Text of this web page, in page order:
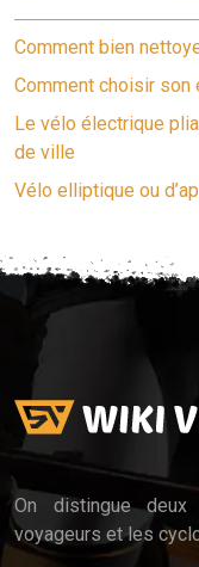
Comment bien
Comment choisir son
Le vélo électrique
de ville
Vélo elliptique ou
On distingue
voyageurs et les